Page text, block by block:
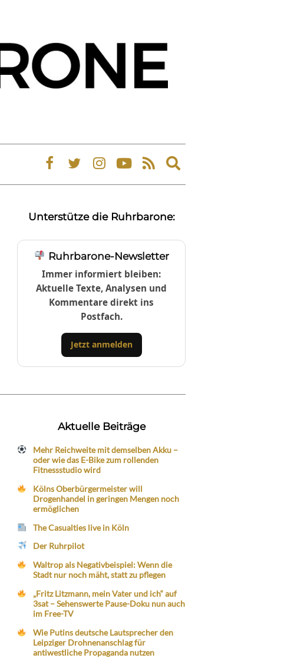
Expand
search
Unterstütze die Ruhrbarone:
Ruhrbarone-Newsletter
Immer informiert bleiben:
Aktuelle Texte, Analysen und
Kommentare direkt ins
Postfach.
Jetzt anmelden
Aktuelle Beiträge
Mehr Reichweite mit demselben Akku –
oder wie das E-Bike zum rollenden
Fitnessstudio wird
Kölns Oberbürgermeister will
Drogenhandel in geringen Mengen noch
ermöglichen
The Casualties live in Köln
Der Ruhrpilot
Waltrop als Negativbeispiel: Wenn die
Stadt nur noch mäht, statt zu pflegen
„Fritz Litzmann, mein Vater und ich“ auf
3sat – Sehenswerte Pause-Doku nun auch
im Free-TV
Wie Putins deutsche Lautsprecher den
Leipziger Drohnenanschlag für
antiwestliche Propaganda nutzen